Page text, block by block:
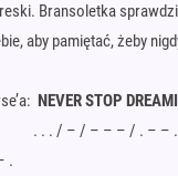
Bransoletka
aby pamiętać, żeby
NEVER STOP
. . . . / – / – – – / . –
.